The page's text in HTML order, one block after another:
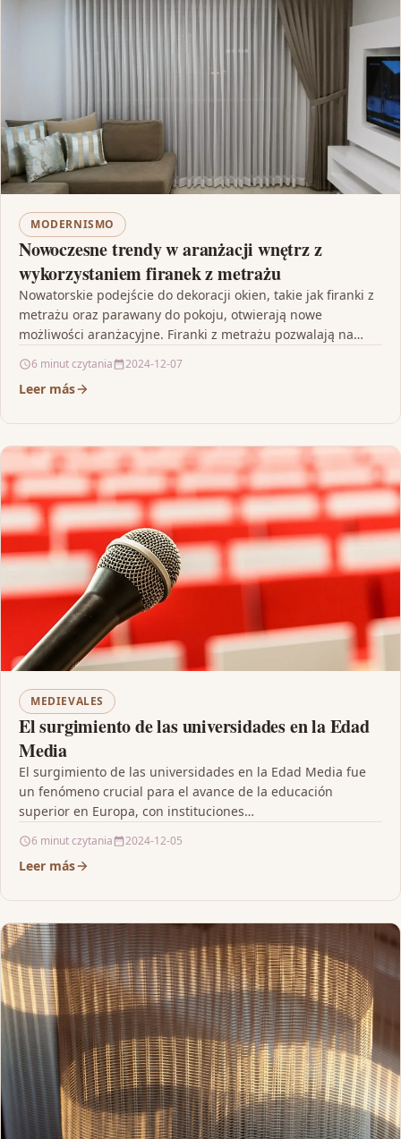
MODERNISMO
Nowoczesne trendy w aranżacji wnętrz z
wykorzystaniem firanek z metrażu
Nowatorskie podejście do dekoracji okien, takie jak firanki z
metrażu oraz parawany do pokoju, otwierają nowe
możliwości aranżacyjne. Firanki z metrażu pozwalają na
6 minut czytania 2024-12-07
Leer más
MEDIEVALES
El surgimiento de las universidades en la Edad
Media
El surgimiento de las universidades en la Edad Media fue
un fenómeno crucial para el avance de la educación
superior en Europa, con instituciones…
6 minut czytania 2024-12-05
Leer más